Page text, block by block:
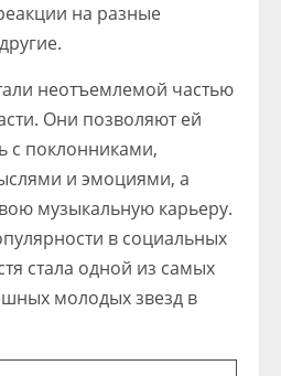
на разные
неотъемлемой частью
Они позволяют ей
с поклонниками,
и эмоциями, а
музыкальную карьеру.
в социальных
стала одной из самых
молодых звезд в